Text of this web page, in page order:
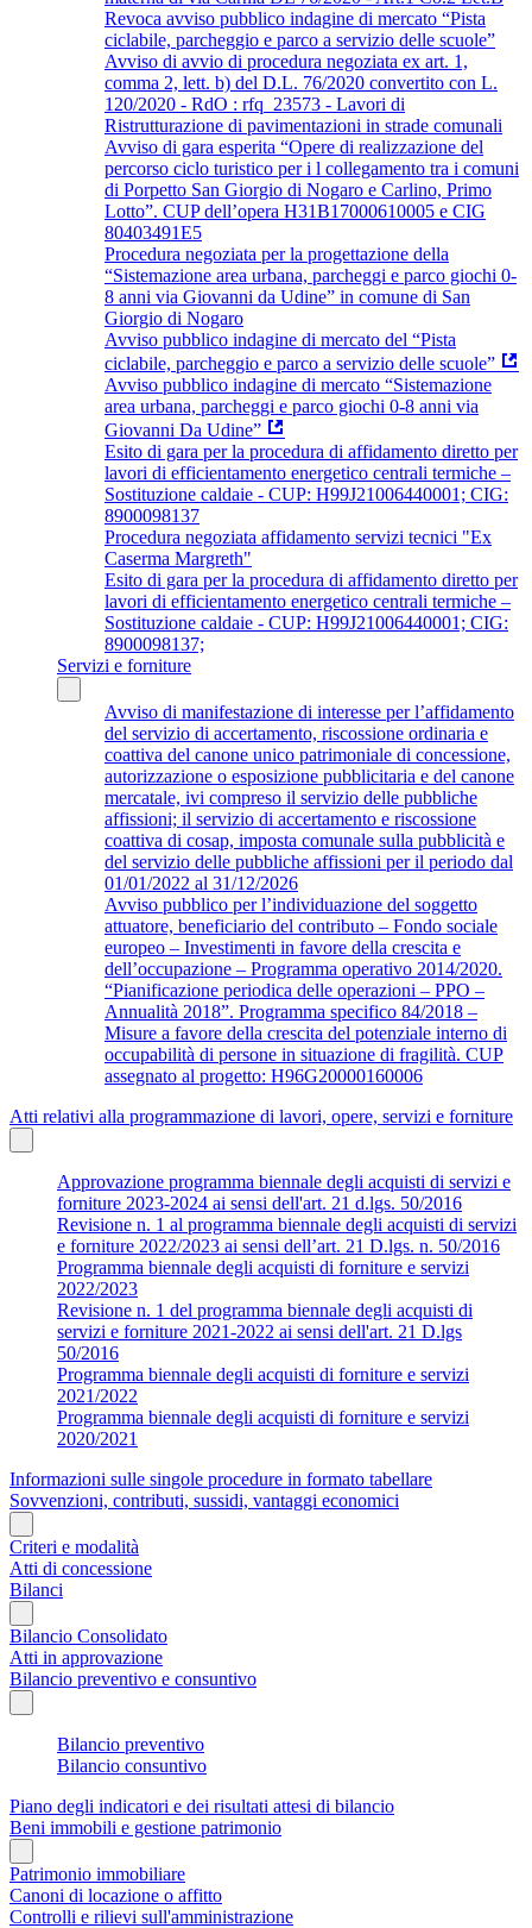
Revoca avviso pubblico indagine di mercato “Pista
ciclabile, parcheggio e parco a servizio delle scuole”
Avviso di avvio di procedura negoziata ex art. 1,
comma 2, lett. b) del D.L. 76/2020 convertito con L.
120/2020 - RdO : rfq_23573 - Lavori di
Ristrutturazione di pavimentazioni in strade comunali
Avviso di gara esperita “Opere di realizzazione del
percorso ciclo turistico per i l collegamento tra i comuni
di Porpetto San Giorgio di Nogaro e Carlino, Primo
Lotto”. CUP dell’opera H31B17000610005 e CIG
80403491E5
Procedura negoziata per la progettazione della
“Sistemazione area urbana, parcheggi e parco giochi 0-
8 anni via Giovanni da Udine” in comune di San
Giorgio di Nogaro
Avviso pubblico indagine di mercato del “Pista
ciclabile, parcheggio e parco a servizio delle scuole”
Avviso pubblico indagine di mercato “Sistemazione
area urbana, parcheggi e parco giochi 0-8 anni via
Giovanni Da Udine”
Esito di gara per la procedura di affidamento diretto per
lavori di efficientamento energetico centrali termiche –
Sostituzione caldaie - CUP: H99J21006440001; CIG:
8900098137
Procedura negoziata affidamento servizi tecnici "Ex
Caserma Margreth"
Esito di gara per la procedura di affidamento diretto per
lavori di efficientamento energetico centrali termiche –
Sostituzione caldaie - CUP: H99J21006440001; CIG:
8900098137;
Servizi e forniture
Avviso di manifestazione di interesse per l’affidamento
del servizio di accertamento, riscossione ordinaria e
coattiva del canone unico patrimoniale di concessione,
autorizzazione o esposizione pubblicitaria e del canone
mercatale, ivi compreso il servizio delle pubbliche
affissioni; il servizio di accertamento e riscossione
coattiva di cosap, imposta comunale sulla pubblicità e
del servizio delle pubbliche affissioni per il periodo dal
01/01/2022 al 31/12/2026
Avviso pubblico per l’individuazione del soggetto
attuatore, beneficiario del contributo – Fondo sociale
europeo – Investimenti in favore della crescita e
dell’occupazione – Programma operativo 2014/2020.
“Pianificazione periodica delle operazioni – PPO –
Annualità 2018”. Programma specifico 84/2018 –
Misure a favore della crescita del potenziale interno di
occupabilità di persone in situazione di fragilità. CUP
assegnato al progetto: H96G20000160006
Atti relativi alla programmazione di lavori, opere, servizi e forniture
Approvazione programma biennale degli acquisti di servizi e
forniture 2023-2024 ai sensi dell'art. 21 d.lgs. 50/2016
Revisione n. 1 al programma biennale degli acquisti di servizi
e forniture 2022/2023 ai sensi dell’art. 21 D.lgs. n. 50/2016
Programma biennale degli acquisti di forniture e servizi
2022/2023
Revisione n. 1 del programma biennale degli acquisti di
servizi e forniture 2021-2022 ai sensi dell'art. 21 D.lgs
50/2016
Programma biennale degli acquisti di forniture e servizi
2021/2022
Programma biennale degli acquisti di forniture e servizi
2020/2021
Informazioni sulle singole procedure in formato tabellare
Sovvenzioni, contributi, sussidi, vantaggi economici
Criteri e modalità
Atti di concessione
Bilanci
Bilancio Consolidato
Atti in approvazione
Bilancio preventivo e consuntivo
Bilancio preventivo
Bilancio consuntivo
Piano degli indicatori e dei risultati attesi di bilancio
Beni immobili e gestione patrimonio
Patrimonio immobiliare
Canoni di locazione o affitto
Controlli e rilievi sull'amministrazione